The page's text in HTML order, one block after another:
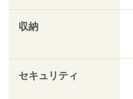
収納
セキュリティ